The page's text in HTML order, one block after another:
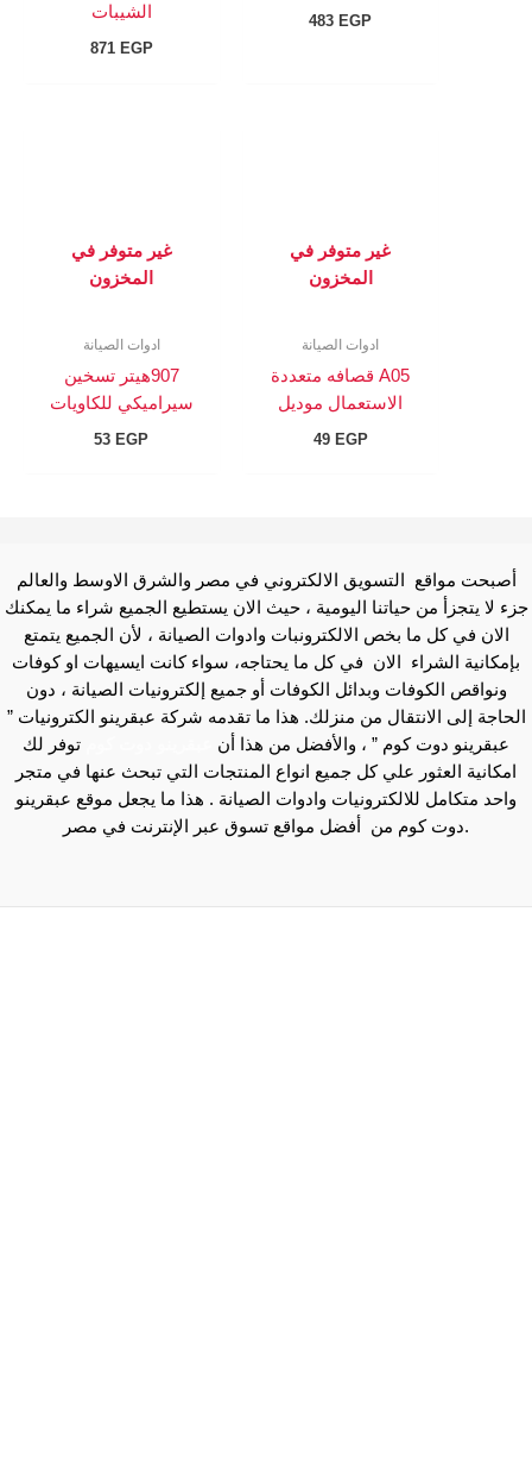
483 EGP
الشيبات
871 EGP
غير متوفر في
المخزون
ادوات الصيانة
A05 قصافه متعددة
الاستعمال موديل
49 EGP
غير متوفر في
المخزون
ادوات الصيانة
907هيتر تسخين
سيراميكي للكاويات
53 EGP
أصبحت مواقع التسويق الالكتروني في مصر والشرق الاوسط والعالم
جزء لا يتجزأ من حياتنا اليومية ، حيث الان يستطيع الجميع شراء ما يمكنك
الان في كل ما بخص الالكترونبات وادوات الصيانة ، لأن الجميع يتمتع
بإمكانية الشراء الان في كل ما يحتاجه، سواء كانت ايسيهات او كوفات
ونواقص الكوفات وبدائل الكوفات أو جميع إلكترونيات الصيانة ، دون
الحاجة إلى الانتقال من منزلك. هذا ما تقدمه شركة عبقرينو الكترونيات ”
عبقرينو دوت كوم ” ، والأفضل من هذا أن
توفر لك
امكانية العثور علي كل جميع انواع المنتجات التي تبحث عنها في متجر
واحد متكامل للالكترونيات وادوات الصيانة . هذا ما يجعل موقع عبقرينو
دوت كوم من أفضل مواقع تسوق عبر الإنترنت في مصر.